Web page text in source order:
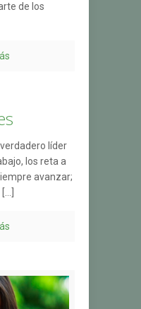
de los
líder
los reta a
avanzar;